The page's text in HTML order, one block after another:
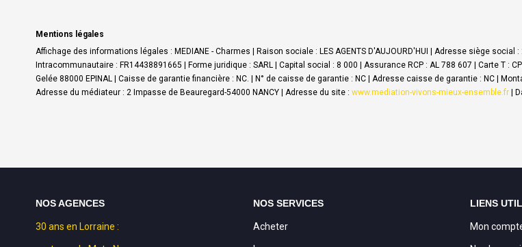
Mentions légales
Affichage des informations légales : MEDIANE - Charmes | Raison sociale : LES AGENTS D'AUJOURD'HUI | Adresse siège
Intracommunautaire : FR14438891665 | Forme juridique : SARL | Capital social : 8 000 | Assurance RCP : AL 788 607 | Carte T :
Gelée 88000 EPINAL | Caisse de garantie financière : NC. | N° de caisse de garantie : NC | Adresse caisse de garantie : NC |
Adresse du médiateur : 2 Impasse de Beauregard-54000 NANCY | Adresse du site : www.mediation-vivons-mieux-ensemble.fr |
NOS AGENCES
30 ans en Lorraine :
NOS SERVICES
Acheter
LIENS
Mon